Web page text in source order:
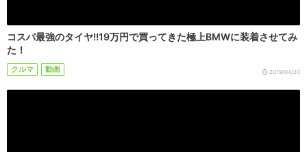
コスパ最強のタイヤ!!19万円で買ってきた極上BMWに装着させてみ
た！
クルマ 動画 2019/04/20